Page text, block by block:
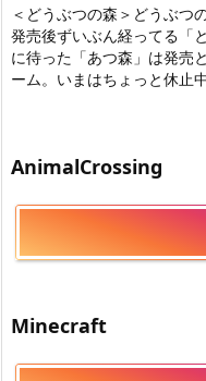
＜どうぶつの森＞どうぶつ
発売後ずいぶん経ってる「
に待った「あつ森」は発売
ーム。いまはちょっと休止
AnimalCrossing
Minecraft